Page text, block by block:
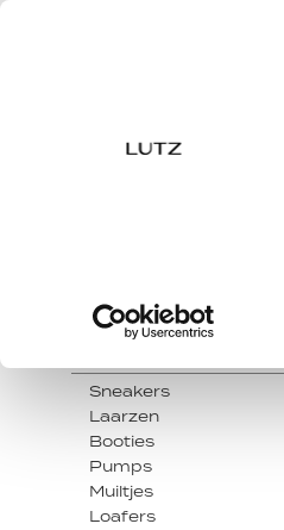
Sale
Selectie verfijnen
Sneakers
Laarzen
Booties
Pumps
Muiltjes
Loafers